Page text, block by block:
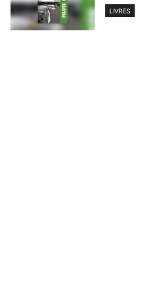
LIVRES